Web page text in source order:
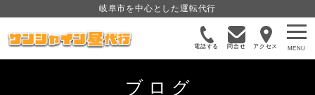
岐阜市を中心とした運転代行
電話する 問合せ アクセス
ブログ